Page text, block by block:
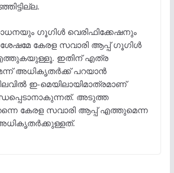
ഗൂഗിൾ വെരിഫിക്കേഷനും
ശേഷമേ കേരള സവാരി ആപ്പ് ഗൂഗിൾ
എത്തുകയുള്ളൂ. ഇതിന് എത്ര
അധികൃതർക്ക് പറയാൻ
ഇ-മെയിലായിമാത്രമാണ്
അടുത്ത
കേരള സവാരി ആപ്പ് എത്തുമെന്ന